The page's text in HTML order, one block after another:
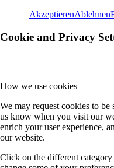
AkzeptierenAblehnen
Cookie and Privacy
How we use cookies
We may request cookies to
us know when you visit our
enrich your user experience,
our website.
Click on the different